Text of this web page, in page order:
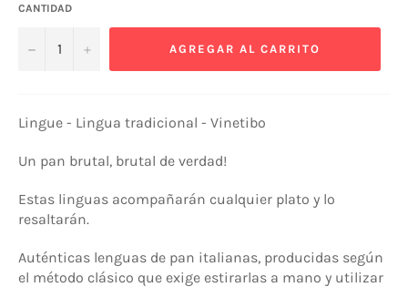
CANTIDAD
− + AGREGAR AL CARRITO
Lingue - Lingua tradicional - Vinetibo
Un pan brutal, brutal de verdad!
Estas linguas acompañarán cualquier plato y lo
resaltarán.
Auténticas lenguas de pan italianas, producidas según
el método clásico que exige estirarlas a mano y utilizar